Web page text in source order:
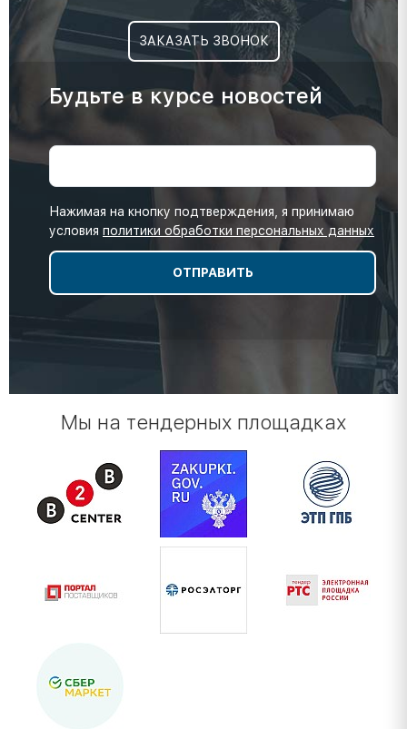
ЗАКАЗАТЬ ЗВОНОК
Будьте в курсе новостей
Нажимая на кнопку подтверждения, я принимаю
условия политики обработки персональных данных
Мы на тендерных площадках